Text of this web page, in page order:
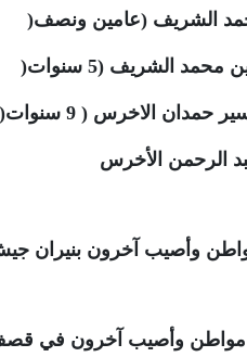
الشريف (عامين ونصف)
محمد الشريف (5 سنوات )
حمدان الاخرس ( 9 سنوات )
الرحمن الأخرس
وأصيب آخرون بنيران
وأصيب آخرون في قصف